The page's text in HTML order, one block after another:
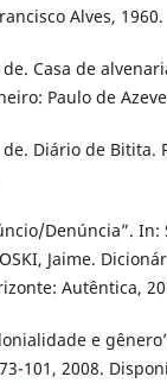
Alves, 1960.
de. Casa de
Paulo de
de. Diário de Bitita.
Denúncia”. In:
Jaime.
Autêntica,
e
101, 2008.